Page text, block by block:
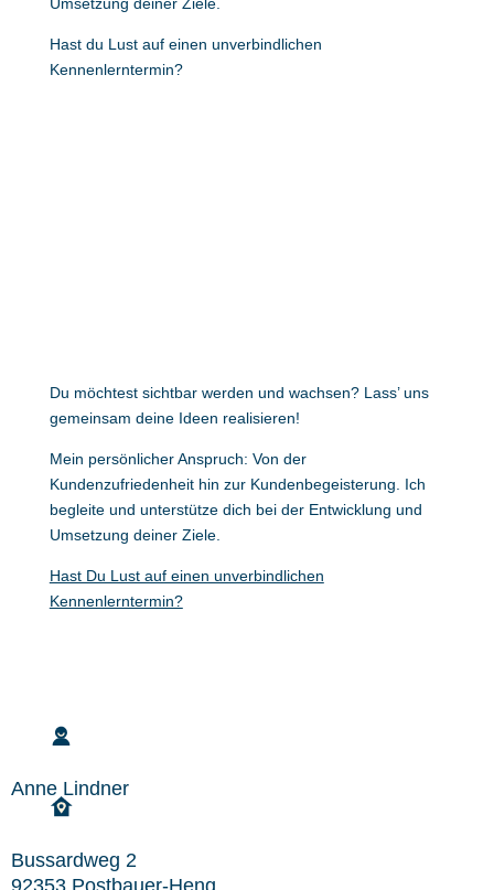
Hast du Lust auf einen unverbindlichen
Kennenlerntermin?
Du möchtest sichtbar werden und wachsen? Lass’ uns
gemeinsam deine Ideen realisieren!
Mein persönlicher Anspruch: Von der
Kundenzufriedenheit hin zur Kundenbegeisterung. Ich
begleite und unterstütze dich bei der Entwicklung und
Umsetzung deiner Ziele.
Hast Du Lust auf einen unverbindlichen
Kennenlerntermin?
Anne Lindner
Bussardweg 2